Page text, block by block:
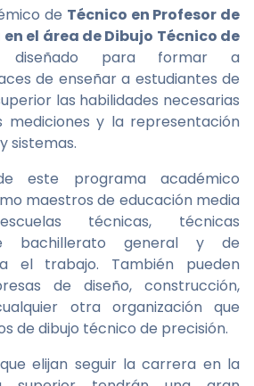
de Técnico en Profesor de
el área de Dibujo Técnico de
para formar a
de enseñar a estudiantes de
las habilidades necesarias
mediciones y la representación
sistemas.
este programa académico
maestros de educación media
técnicas, técnicas
bachillerato general y de
el trabajo. También pueden
de diseño, construcción,
otra organización que
de dibujo técnico de precisión.
elijan seguir la carrera en la